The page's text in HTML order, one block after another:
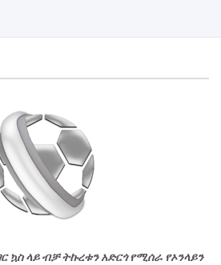
ኳስ ላይ ብቻ ትኩረቱን አድርጎ የሚሰራ የኦንላይን